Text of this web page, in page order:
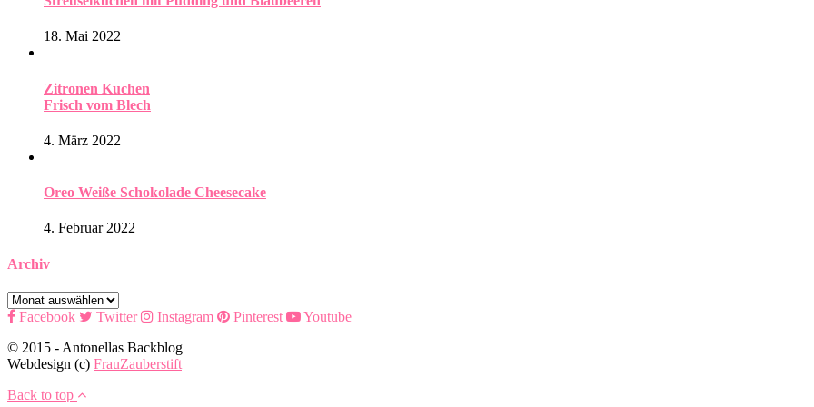
18. Mai 2022
Zitronen Kuchen
Frisch vom Blech
4. März 2022
Oreo Weiße Schokolade Cheesecake
4. Februar 2022
Archiv
Archiv
Facebook
Twitter Instagram Pinterest
Youtube
© 2015 - Antonellas Backblog
Webdesign (c) FrauZauberstift
Back to top